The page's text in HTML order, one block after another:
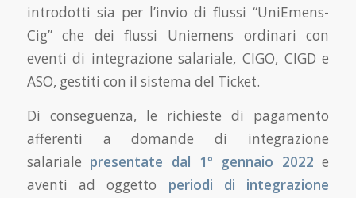
introdotti sia per l’invio di flussi “UniEmens-
Cig” che dei flussi Uniemens ordinari con
eventi di integrazione salariale, CIGO, CIGD e
ASO, gestiti con il sistema del Ticket.
Di conseguenza, le richieste di pagamento
afferenti a domande di integrazione
salariale presentate dal 1° gennaio 2022 e
aventi ad oggetto periodi di integrazione